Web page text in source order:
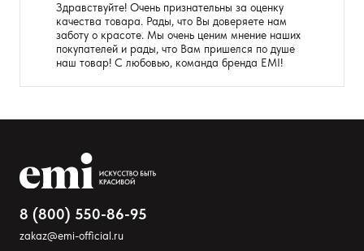
Оставить анонимно
Загрузить файл
Добавить отзыв
Здравствуйте! Очень признательны за оценку
качества товара. Рады, что Вы доверяете нам
заботу о красоте. Мы очень ценим мнение наших
покупателей и рады, что Вам пришелся по душе
наш товар! С любовью, команда бренда EMI!
8 (800) 550-86-95
zakaz@emi-official.ru